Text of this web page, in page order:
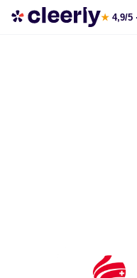
La gestion de patrimoine
★ 4,9/5